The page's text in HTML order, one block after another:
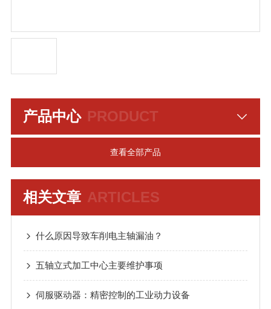
PRODUCT
产品中心
查看全部产品
ARTICLES
相关文章
什么原因导致车削电主轴漏油？
五轴立式加工中心主要维护事项
伺服驱动器：精密控制的工业动力设备